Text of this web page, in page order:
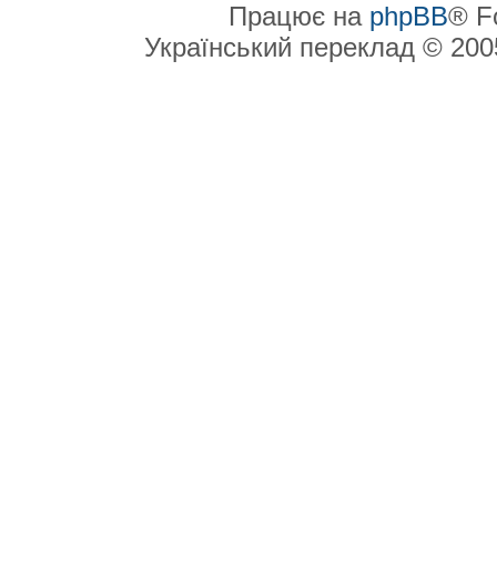
Працює на phpBB®
Український переклад ©